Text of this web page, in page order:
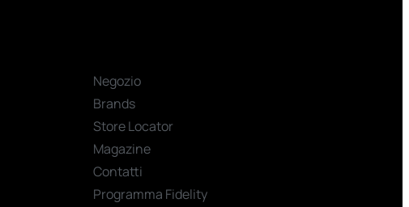
Negozio
Brands
Store Locator
Magazine
Contatti
Programma Fidelity